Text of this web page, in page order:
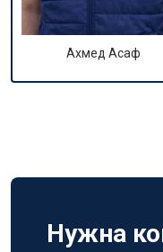
Ахмед Асаф
Нужна